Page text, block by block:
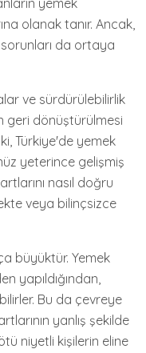
yemek
olanak tanır. Ancak,
da ortaya
ve sürdürülebilirlik
geri dönüştürülmesi
Türkiye'de yemek
yeterince gelişmiş
nasıl doğru
veya bilinçsizce
büyüktür. Yemek
yapıldığından,
Bu da çevreye
yanlış şekilde
niyetli kişilerin eline